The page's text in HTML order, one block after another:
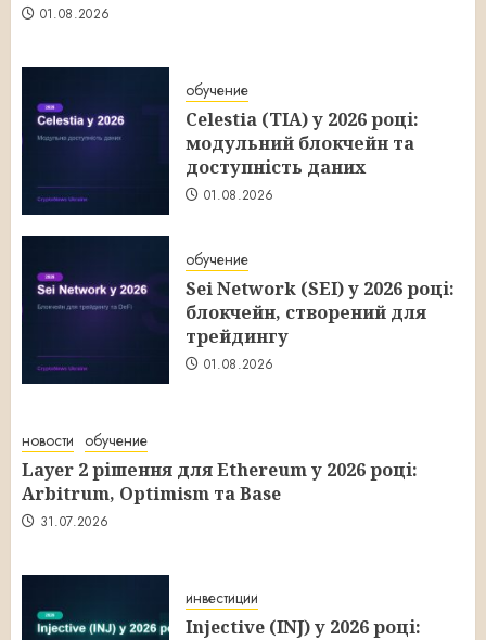
01.08.2026
обучение
Celestia (TIA) у 2026 році:
модульний блокчейн та
доступність даних
01.08.2026
обучение
Sei Network (SEI) у 2026 році:
блокчейн, створений для
трейдингу
01.08.2026
новости обучение
Layer 2 рішення для Ethereum у 2026 році:
Arbitrum, Optimism та Base
31.07.2026
инвестиции
Injective (INJ) у 2026 році: